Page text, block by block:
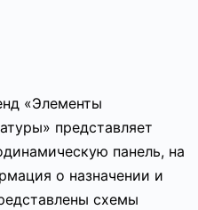
«Элементы
представляет
панель, на
о назначении и
схемы